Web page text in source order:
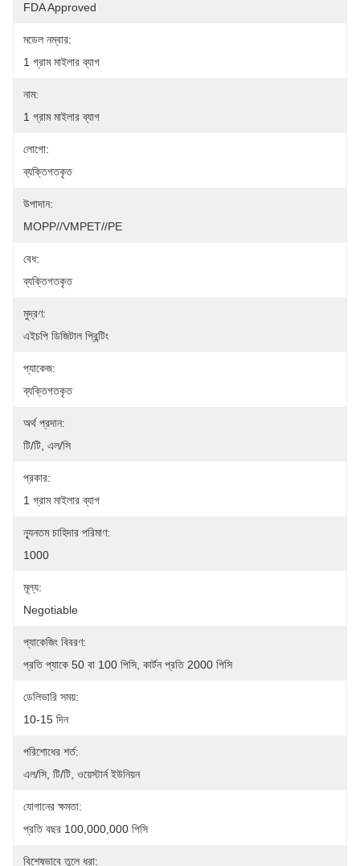
FDA Approved
মডেল নম্বার:
1 গ্রাম মাইলার ব্যাগ
নাম:
1 গ্রাম মাইলার ব্যাগ
লোগো:
ব্যক্তিগতকৃত
উপাদান:
MOPP//VMPET//PE
বেধ:
ব্যক্তিগতকৃত
মুদ্রণ:
এইচপি ডিজিটাল প্রিন্টিং
প্যাকেজ:
ব্যক্তিগতকৃত
অর্থ প্রদান:
টি/টি, এল/সি
প্রকার:
1 গ্রাম মাইলার ব্যাগ
ন্যূনতম চাহিদার পরিমাণ:
1000
মূল্য:
Negotiable
প্যাকেজিং বিবরণ:
প্রতি প্যাকে 50 বা 100 পিসি, কার্টন প্রতি 2000 পিসি
ডেলিভারি সময়:
10-15 দিন
পরিশোধের শর্ত:
এল/সি, টি/টি, ওয়েস্টার্ন ইউনিয়ন
যোগানের ক্ষমতা:
প্রতি বছর 100,000,000 পিসি
বিশেষভাবে তুলে ধরা: